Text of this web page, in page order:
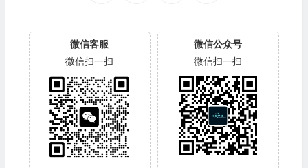
微信客服
微信扫一扫
微信公众号
微信扫一扫